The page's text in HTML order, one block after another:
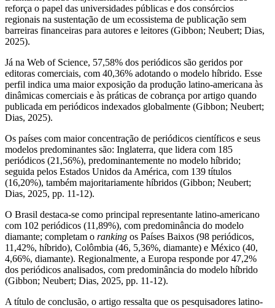
reforça o papel das universidades públicas e dos consórcios
regionais na sustentação de um ecossistema de publicação sem
barreiras financeiras para autores e leitores (Gibbon; Neubert; Dias,
2025).
Já na Web of Science, 57,58% dos periódicos são geridos por
editoras comerciais, com 40,36% adotando o modelo híbrido. Esse
perfil indica uma maior exposição da produção latino-americana às
dinâmicas comerciais e às práticas de cobrança por artigo quando
publicada em periódicos indexados globalmente (Gibbon; Neubert;
Dias, 2025).
Os países com maior concentração de periódicos científicos e seus
modelos predominantes são: Inglaterra, que lidera com 185
periódicos (21,56%), predominantemente no modelo híbrido;
seguida pelos Estados Unidos da América, com 139 títulos
(16,20%), também majoritariamente híbridos (Gibbon; Neubert;
Dias, 2025, pp. 11-12).
O Brasil destaca-se como principal representante latino-americano
com 102 periódicos (11,89%), com predominância do modelo
diamante; completam o ranking os Países Baixos (98 periódicos,
11,42%, híbrido), Colômbia (46, 5,36%, diamante) e México (40,
4,66%, diamante). Regionalmente, a Europa responde por 47,2%
dos periódicos analisados, com predominância do modelo híbrido
(Gibbon; Neubert; Dias, 2025, pp. 11-12).
A título de conclusão, o artigo ressalta que os pesquisadores latino-